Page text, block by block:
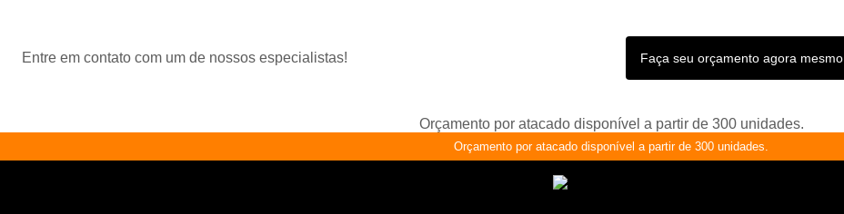
Entre em contato com um de nossos especialistas! Faça seu orçamento agora mesmo
Orçamento por atacado disponível a partir de 300 unidades.
Orçamento por atacado disponível a partir de 300 unidades.